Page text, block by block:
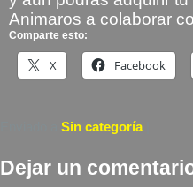
Animaros a colaborar
Comparte esto:
X Facebook
Sin categoría
Dejar un